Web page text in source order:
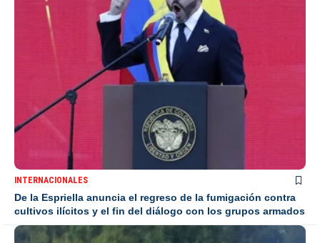
INTERNACIONALES
De la Espriella anuncia el regreso de la fumigación contra
cultivos ilícitos y el fin del diálogo con los grupos armados